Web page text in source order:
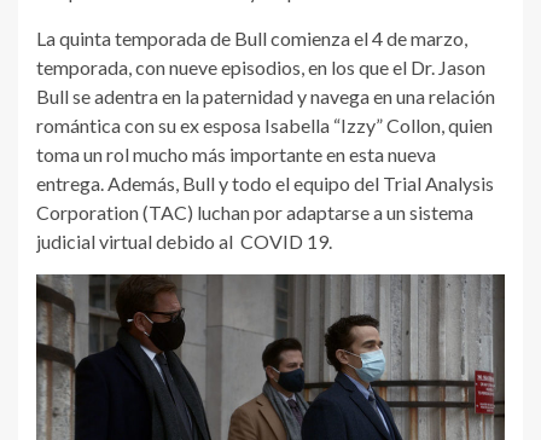
La quinta temporada de Bull comienza el 4 de marzo,
temporada, con nueve episodios, en los que el Dr. Jason
Bull se adentra en la paternidad y navega en una relación
romántica con su ex esposa Isabella “Izzy” Collon, quien
toma un rol mucho más importante en esta nueva
entrega. Además, Bull y todo el equipo del Trial Analysis
Corporation (TAC) luchan por adaptarse a un sistema
judicial virtual debido al COVID 19.